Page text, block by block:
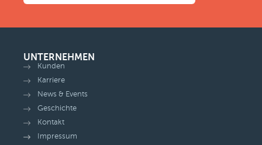
UNTERNEHMEN
Kunden
Karriere
News & Events
Geschichte
Kontakt
Impressum